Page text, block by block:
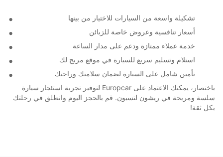
تشكيلة واسعة من السيارات للاختيار من بينها
أسعار تنافسية وعروض خاصة للزبائن
خدمة عملاء ممتازة ودعم على مدار الساعة
استلام وتسليم سريع للسيارة في موقع مريح لك
تأمين شامل على السيارة لضمان سلامتك وراحتك
باختصار، يمكنك الاعتماد على Europcar لتوفير تجربة استئجار سيارة
سلسة ومريحة في ريشون لتسيون. قم بالحجز اليوم وانطلق في رحلتك
بكل ثقة!